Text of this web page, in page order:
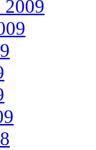
2009